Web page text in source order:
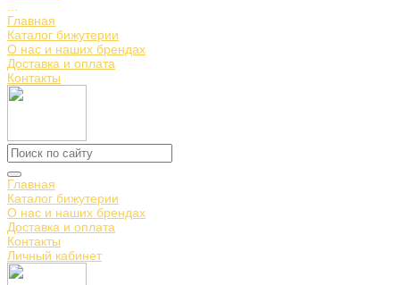
Главная
Каталог бижутерии
О нас и наших брендах
Доставка и оплата
Контакты
Главная
Каталог бижутерии
О нас и наших брендах
Доставка и оплата
Контакты
Личный кабинет